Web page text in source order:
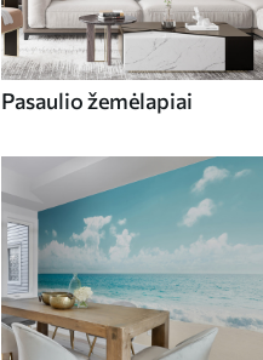
Pasaulio žemėlapiai